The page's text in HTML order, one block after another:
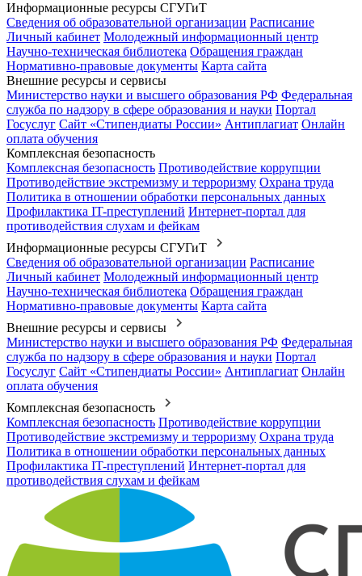
Информационные ресурсы СГУГиТ
Сведения об образовательной организации Расписание
Личный кабинет Молодежный информационный центр
Научно-техническая библиотека Обращения граждан
Нормативно-правовые документы Карта сайта
Внешние ресурсы и сервисы
Министерство науки и высшего образования РФ Федеральная
служба по надзору в сфере образования и науки Портал
Госуслуг Сайт «Стипендиаты России» Антиплагиат Онлайн
оплата обучения
Комплексная безопасность
Комплексная безопасность Противодействие коррупции
Противодействие экстремизму и терроризму Охрана труда
Политика в отношении обработки персональных данных
Профилактика IT-преступлений Интернет-портал для
противодействия слухам и фейкам
Информационные ресурсы СГУГиТ
Сведения об образовательной организации Расписание
Личный кабинет Молодежный информационный центр
Научно-техническая библиотека Обращения граждан
Нормативно-правовые документы Карта сайта
Внешние ресурсы и сервисы
Министерство науки и высшего образования РФ Федеральная
служба по надзору в сфере образования и науки Портал
Госуслуг Сайт «Стипендиаты России» Антиплагиат Онлайн
оплата обучения
Комплексная безопасность
Комплексная безопасность Противодействие коррупции
Противодействие экстремизму и терроризму Охрана труда
Политика в отношении обработки персональных данных
Профилактика IT-преступлений Интернет-портал для
противодействия слухам и фейкам